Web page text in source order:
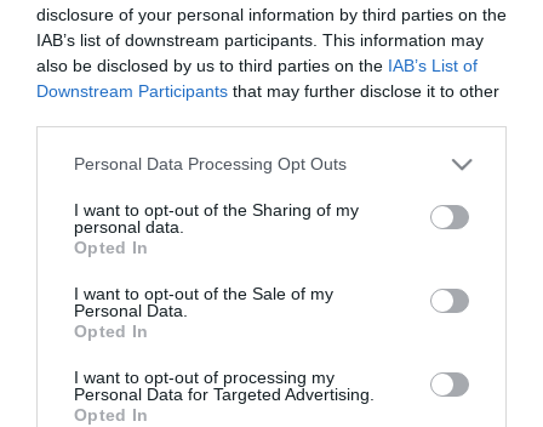
disclosure of your personal information by third parties on the
IAB’s list of downstream participants. This information may
also be disclosed by us to third parties on the IAB’s List of
Downstream Participants that may further disclose it to other
Please note that this website/app uses one or more Google
not limited to your visit or usage behaviour. You may click to
grant or deny consent to Google and its third-party tags to
use your data for below specified purposes in below Google
consent section.
Personal Data Processing Opt Outs
I want to opt-out of the Sharing of my
personal data.
Opted In
I want to opt-out of the Sale of my
Personal Data.
Opted In
I want to opt-out of processing my
Personal Data for Targeted Advertising.
Opted In